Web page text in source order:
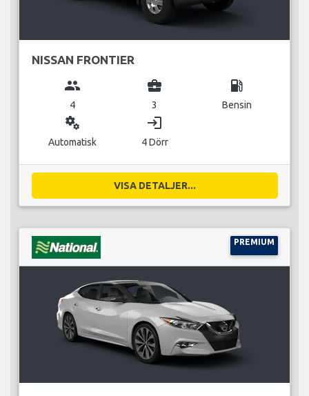
NISSAN FRONTIER
group
4
business_center
3
local_gas_station
Bensin
miscellaneous_services
Automatisk
login
4 Dörr
VISA DETALJER...
PREMIUM